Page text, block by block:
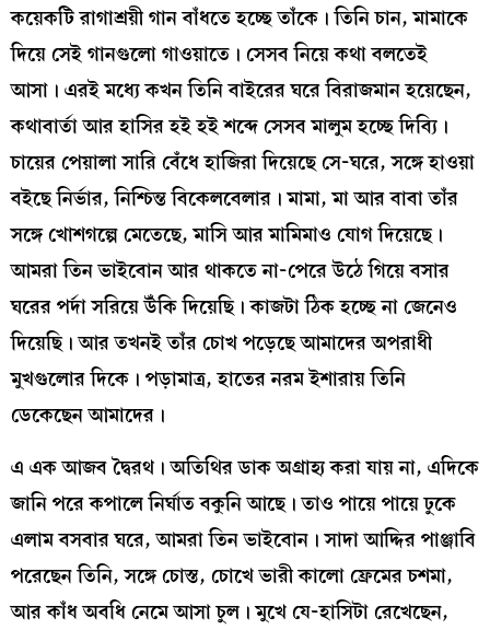
কয়েকটি রাগাশ্রয়ী গান বাঁধতে হচ্ছে তাঁকে। তিনি চান, মামাকে
দিয়ে সেই গানগুলো গাওয়াতে। সেসব নিয়ে কথা বলতেই
আসা। এরই মধ্যে কখন তিনি বাইরের ঘরে বিরাজমান হয়েছেন,
কথাবার্তা আর হাসির হই হই শব্দে সেসব মালুম হচ্ছে দিব্যি।
চায়ের পেয়ালা সারি বেঁধে হাজিরা দিয়েছে সে-ঘরে, সঙ্গে হাওয়া
বইছে নির্ভার, নিশ্চিন্ত বিকেলবেলার। মামা, মা আর বাবা তাঁর
সঙ্গে খোশগল্পে মেতেছে, মাসি আর মামিমাও যোগ দিয়েছে।
আমরা তিন ভাইবোন আর থাকতে না-পেরে উঠে গিয়ে বসার
ঘরের পর্দা সরিয়ে উঁকি দিয়েছি। কাজটা ঠিক হচ্ছে না জেনেও
দিয়েছি। আর তখনই তাঁর চোখ পড়েছে আমাদের অপরাধী
মুখগুলোর দিকে। পড়ামাত্র, হাতের নরম ইশারায় তিনি
ডেকেছেন আমাদের।
এ এক আজব দ্বৈরথ। অতিথির ডাক অগ্রাহ্য করা যায় না, এদিকে
জানি পরে কপালে নির্ঘাত বকুনি আছে। তাও পায়ে পায়ে ঢুকে
এলাম বসবার ঘরে, আমরা তিন ভাইবোন। সাদা আদ্দির পাঞ্জাবি
পরেছেন তিনি, সঙ্গে চোস্ত, চোখে ভারী কালো ফ্রেমের চশমা,
আর কাঁধ অবধি নেমে আসা চুল। মুখে যে-হাসিটা রেখেছেন,